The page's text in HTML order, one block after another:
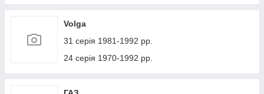
Volga
31 серія 1981-1992 рр.
24 серія 1970-1992 рр.